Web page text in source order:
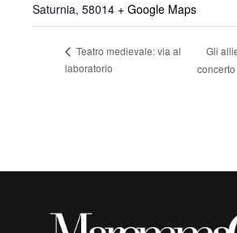
Saturnia, 58014 + Google Maps
Teatro medievale: via al
laboratorio
Gli
concerto